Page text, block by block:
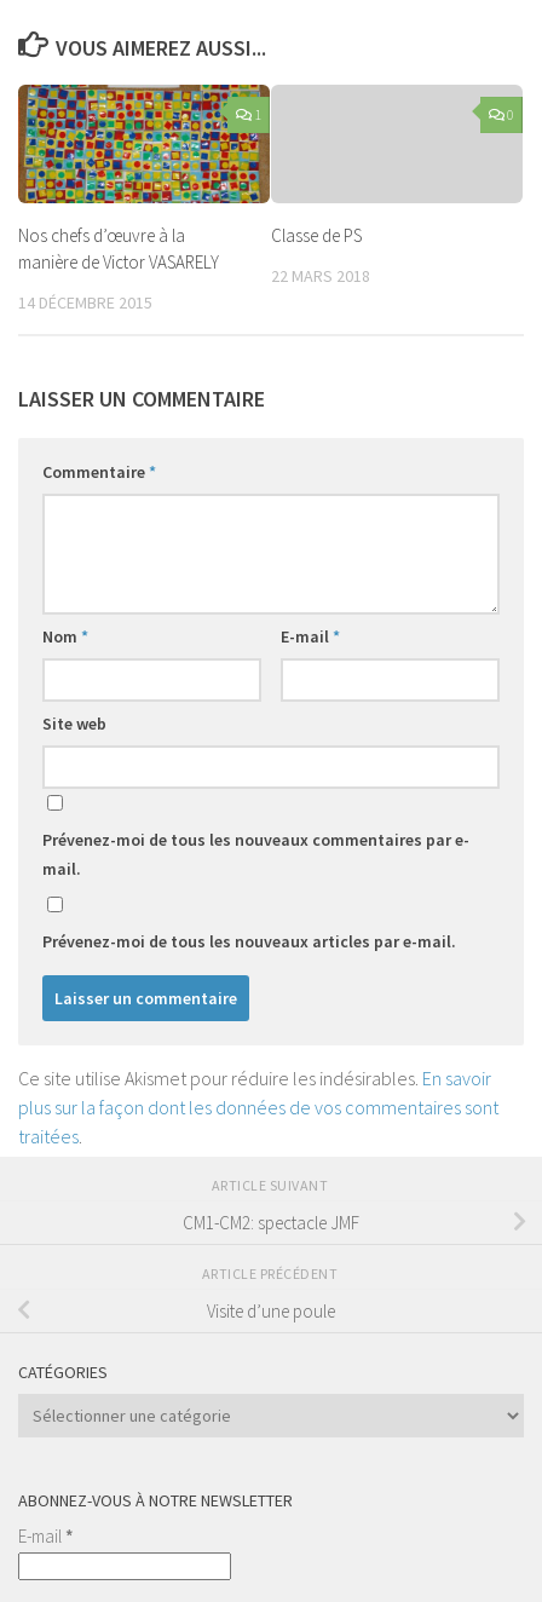
VOUS AIMEREZ AUSSI...
1
Nos chefs d’œuvre à la
manière de Victor VASARELY
14 DÉCEMBRE 2015
0
Classe de PS
22 MARS 2018
LAISSER UN COMMENTAIRE
Commentaire*
Nom * E-mail*
Site web
Prévenez-moi de tous les nouveaux commentaires par e-
mail.
Prévenez-moi de tous les nouveaux articles par e-mail.
Ce site utilise Akismet pour réduire les indésirables. En savoir
plus sur la façon dont les données de vos commentaires sont
traitées.
ARTICLE SUIVANT
CM1-CM2: spectacle JMF
ARTICLE PRÉCÉDENT
Visite d’une poule
CATÉGORIES
Catégories
ABONNEZ-VOUS À NOTRE NEWSLETTER
E-mail *